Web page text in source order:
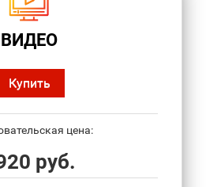
ВИДЕО
Купить
цена:
руб.